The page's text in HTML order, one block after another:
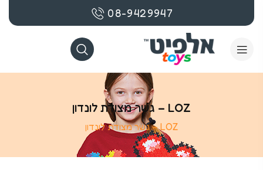
08-9429947
LOZ – גשר מצודת לונדון
LOZ – גשר מצודת לונדון